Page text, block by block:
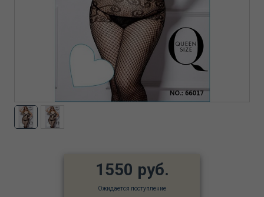
1550 руб.
Ожидается поступление